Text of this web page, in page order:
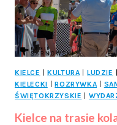
KIELCE | KULTURA | LUDZIE |
KIELECKI | ROZRYWKA |
ŚWIĘTOKRZYSKIE |
Kielce na trasie